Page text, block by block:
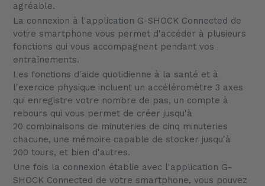
agréable.
La connexion à l'application G-SHOCK Connected de
votre smartphone vous permet d'accéder à plusieurs
fonctions qui vous accompagnent pendant vos
entraînements.
Les fonctions d'aide quotidienne à la santé et à
l'exercice physique incluent un accéléromètre 3 axes
qui enregistre votre nombre de pas, un compte à
rebours qui vous permet de créer jusqu'à
20 combinaisons de minuteries de cinq minuteries
chacune, une mémoire capable de stocker jusqu'à
200 tours, et bien d'autres.
Une fois la connexion établie avec l'application G-
SHOCK Connected de votre smartphone, vous pouvez